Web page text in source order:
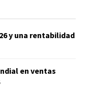
y una rentabilidad
en ventas